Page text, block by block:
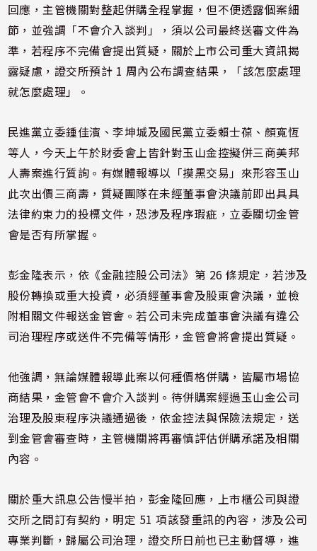
回應，主管機關對整起併購全程掌握，但不便透露個案細
節，並強調「不會介入談判」，須以公司最終送審文件為
準，若程序不完備會提出質疑，關於上市公司重大資訊揭
露疑慮，證交所預計 1 周內公布調查結果，「該怎麼處理
就怎麼處理」。
民進黨立委鍾佳濱、李坤城及國民黨立委賴士葆、顏寬恆
等人，今天上午於財委會上皆針對玉山金控擬併三商美邦
人壽案進行質詢。有媒體報導以「摸黑交易」來形容玉山
此次出價三商壽，質疑團隊在未經董事會決議前即出具具
法律約束力的投標文件，恐涉及程序瑕疵，立委關切金管
會是否有所掌握。
彭金隆表示，依《金融控股公司法》第 26 條規定，若涉及
股份轉換或重大投資，必須經董事會及股東會決議，並檢
附相關文件報送金管會。若公司未完成董事會決議有違公
司治理程序或送件不完備等情形，金管會將會提出質疑。
他強調，無論媒體報導此案以何種價格併購，皆屬市場協
商結果，金管會不會介入談判。待併購案經過玉山金公司
治理及股東程序決議通過後，依金控法與保險法規定，送
到金管會審查時，主管機關將再審慎評估併購承諾及相關
內容。
關於重大訊息公告慢半拍，彭金隆回應，上市櫃公司與證
交所之間訂有契約，明定 51 項該發重訊的內容，涉及公司
專業判斷，歸屬公司治理，證交所日前也已主動督導，進